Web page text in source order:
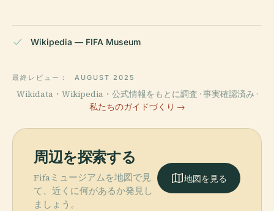
Wikipedia — FIFA Museum
最終レビュー： AUGUST 2025
Wikidata・Wikipedia・公式情報をもとに調査 · 事実確認済み ·
私たちのガイドづくり →
周辺を探索する
Fifaミュージアムを地図で見
て、近くに何があるか発見し
ましょう。
地図を見る